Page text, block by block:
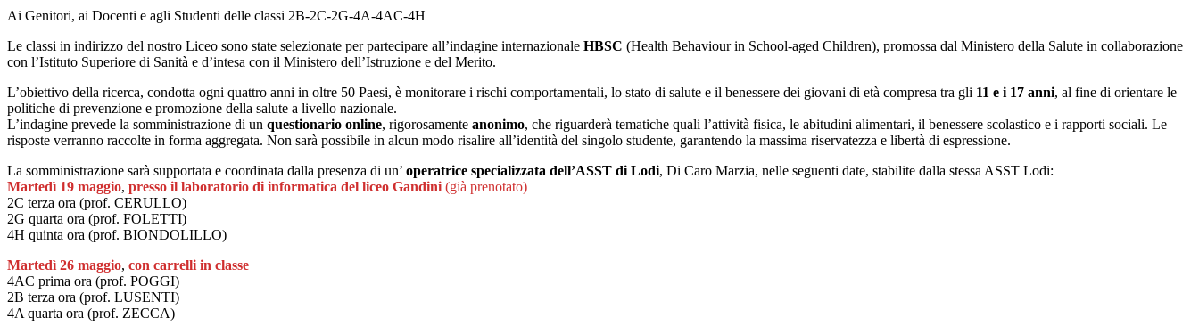
Ai Genitori, ai Docenti e agli Studenti delle classi 2B-2C-2G-4A-4AC-4H
Le classi in indirizzo del nostro Liceo sono state selezionate per partecipare all’indagine internazionale HBSC (Health Behaviour in School-aged Children), promossa dal Ministero della Salute in collaborazione
con l’Istituto Superiore di Sanità e d’intesa con il Ministero dell’Istruzione e del Merito.
L’obiettivo della ricerca, condotta ogni quattro anni in oltre 50 Paesi, è monitorare i rischi comportamentali, lo stato di salute e il benessere dei giovani di età compresa tra gli 11 e i 17 anni, al fine di orientare le
politiche di prevenzione e promozione della salute a livello nazionale.
L’indagine prevede la somministrazione di un questionario online, rigorosamente anonimo, che riguarderà tematiche quali l’attività fisica, le abitudini alimentari, il benessere scolastico e i rapporti sociali. Le
risposte verranno raccolte in forma aggregata. Non sarà possibile in alcun modo risalire all’identità del singolo studente, garantendo la massima riservatezza e libertà di espressione.
La somministrazione sarà supportata e coordinata dalla presenza di un’ operatrice specializzata dell’ASST di Lodi, Di Caro Marzia, nelle seguenti date, stabilite dalla stessa ASST Lodi:
Martedì 19 maggio, presso il laboratorio di informatica del liceo Gandini (già prenotato)
2C terza ora (prof. CERULLO)
2G quarta ora (prof. FOLETTI)
4H quinta ora (prof. BIONDOLILLO)
Martedì 26 maggio, con carrelli in classe
4AC prima ora (prof. POGGI)
2B terza ora (prof. LUSENTI)
4A quarta ora (prof. ZECCA)